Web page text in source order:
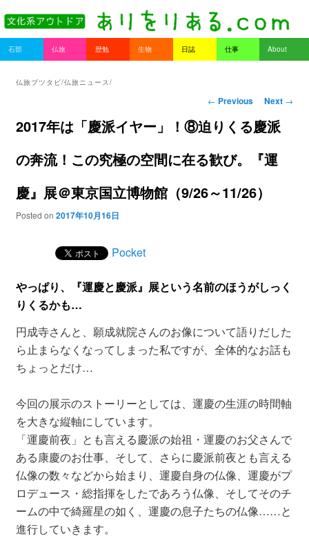
Main menu
Skip to primary content
Skip to secondary content
石部 仏旅 歴勉 生物 日誌 仕事 About
仏旅ブツタビ/仏旅ニュース/
Post navigation
← Previous Next →
2017年は「慶派イヤー」！⑧迫りくる慶派
の奔流！この究極の空間に在る歓び。『運
慶』展＠東京国立博物館（9/26～11/26）
Posted on 2017年10月16日
Pocket
やっぱり、『運慶と慶派』展という名前のほうがしっく
りくるかも…
円成寺さんと、願成就院さんのお像について語りだした
ら止まらなくなってしまった私ですが、全体的なお話も
ちょっとだけ…
今回の展示のストーリーとしては、運慶の生涯の時間軸
を大きな縦軸にしています。
「運慶前夜」とも言える慶派の始祖・運慶のお父さんで
ある康慶のお仕事、そして、さらに慶派前夜とも言える
仏像の数々などから始まり、運慶自身の仏像、運慶がプ
ロデュース・総指揮をしたであろう仏像、そしてそのチ
ームの中で綺羅星の如く、運慶の息子たちの仏像……と
進行していきます。